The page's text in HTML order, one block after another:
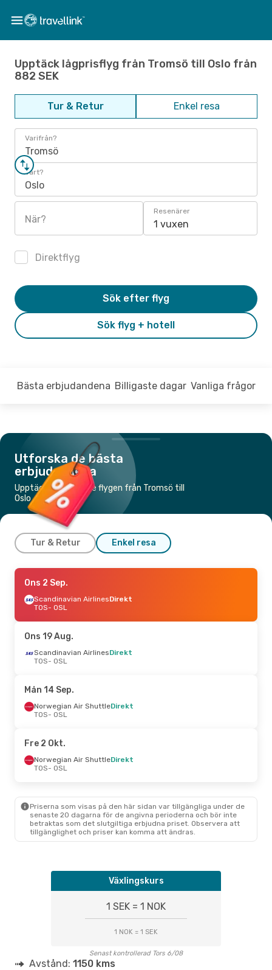
Upptäck lågprisflyg från Tromsö till Oslo från
882 SEK
Tur & Retur Enkel resa
Varifrån?
Tromsö
Vart?
Oslo
När?
Resenärer
1 vuxen
Direktflyg
Sök flyg + hotell
Sök efter flyg
Bästa erbjudandena Billigaste dagar Vanliga frågor
Utforska de bästa
erbjudandena
Upptäck de billigaste flygen från Tromsö till
Oslo
Tur & Retur Enkel resa
Fre 14 Aug.
Norwegian Air ShuttleDirekt
TOS- OSL
OSL- TOS
Lör 5 Sep.- Sön 6 Sep.
Scandinavian Airlines
OSL - TOS
Ons 2 Sep.
Scandinavian AirlinesDirekt
TOS- OSL
Ons 19 Aug.
Scandinavian AirlinesDirekt
TOS- OSL
Mån 14 Sep.
Norwegian Air ShuttleDirekt
TOS- OSL
Fre 2 Okt.
Norwegian Air ShuttleDirekt
TOS- OSL
Priserna som visas på den här sidan var tillgängliga under de
senaste 20 dagarna för de angivna perioderna och bör inte
betraktas som det slutgiltiga erbjudna priset. Observera att
tillgänglighet och priser kan komma att ändras.
Växlingskurs
1 SEK = 1 NOK
1 NOK = 1 SEK
Senast kontrollerad Tors 6/08
Avstånd: 1150 kms